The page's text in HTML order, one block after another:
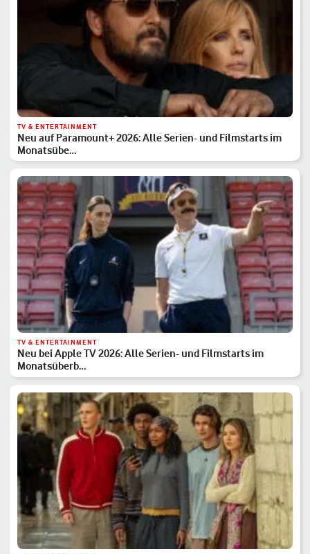
TV & ENTERTAINMENT
Neu auf Paramount+ 2026: Alle Serien- und Filmstarts im
Monatsübe…
TV & ENTERTAINMENT
Neu bei Apple TV 2026: Alle Serien- und Filmstarts im
Monatsüberb…